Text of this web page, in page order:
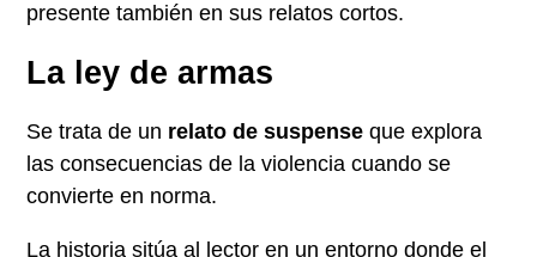
presente también en sus relatos cortos.
La ley de armas
Se trata de un relato de suspense que explora
las consecuencias de la violencia cuando se
convierte en norma.
La historia sitúa al lector en un entorno donde el